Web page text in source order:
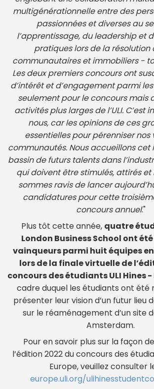
multigénérationnelle entre des
passionnées et diverses au
l’apprentissage, du leadership et
pratiques lors de la résolution
communautaires et immobiliers -
Les deux premiers concours ont
d’intérêt et d’engagement parmi
seulement pour le concours mais
activités plus larges de l’ULI. C’est
nous, car les opinions de ces
essentielles pour pérenniser nos
communautés. Nous accueillons cet
bassin de futurs talents dans
qui doivent être stimulés, attirés et
sommes ravis de lancer
candidatures pour cette
concours annuel."
Plus tôt cette année, quatre
London Business School ont
vainqueurs parmi huit équipes
lors de la finale virtuelle de
concours des étudiants ULI Hines -
cadre duquel les étudiants ont été
présenter leur vision d’un futur lieu
sur le réaménagement d’un site
Amsterdam.
Pour en savoir plus sur la façon
l’édition 2022 du concours des
Europe, veuillez consulter
europe.uli.org/